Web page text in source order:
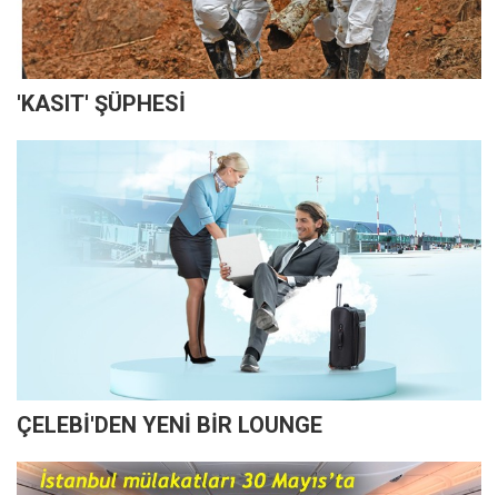
'KASIT' ŞÜPHESİ
ÇELEBİ'DEN YENİ BİR LOUNGE